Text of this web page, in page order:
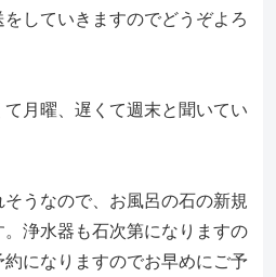
していきますのでどうぞよろ
月曜、遅くて週末と聞いてい
うなので、お風呂の石の新規
浄水器も石次第になりますの
になりますのでお早めにご予